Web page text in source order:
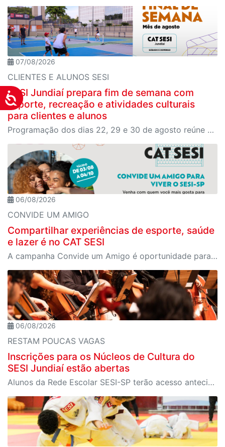
Acessibilidade
07/08/2026
CLIENTES E ALUNOS SESI
SESI Jundiaí prepara fim de semana com
esporte, recreação e atividades culturais
para clientes e alunos
Programação dos dias 22, 29 e 30 de agosto reúne Circuito CAT SESI de Pickleball, recreação aquática, oficinas de música, teatro, dama e xadrez
06/08/2026
CONVIDE UM AMIGO
Compartilhar experiências de esporte, saúde
e lazer é no CAT SESI
A campanha Convide um Amigo é oportunidade para reunir amigos para aproveitar juntos toda estrutura da unidade SESI-SP mais próxima. Os benefícios para clientes e convidados estão no regulamento.
06/08/2026
RESTAM POUCAS VAGAS
Inscrições para os Núcleos de Cultura do
SESI Jundiaí estão abertas
Alunos da Rede Escolar SESI-SP terão acesso antecipado às vagas; posteriormente, cursos gratuitos serão disponibilizados para toda a comunidade